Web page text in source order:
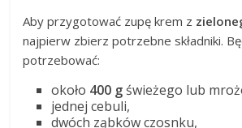
Aby przygotować zupę krem z
najpierw zbierz potrzebne składniki.
potrzebować:
około 400 gświeżego lub
jednej cebuli,
dwóch ząbków czosnku,